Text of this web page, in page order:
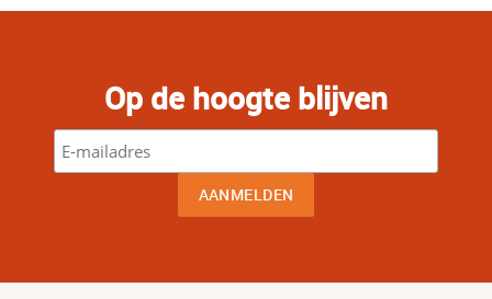
Op de hoogte blijven